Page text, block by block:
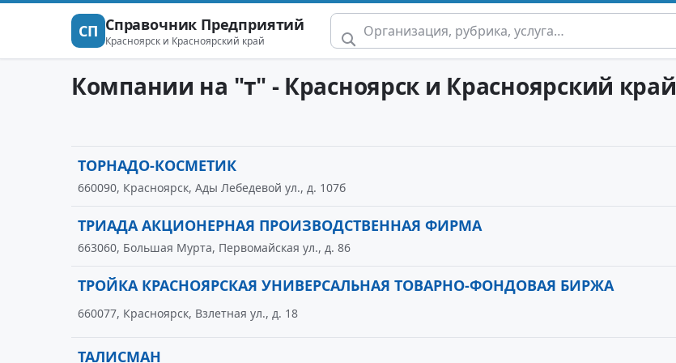
СП Справочник Предприятий
Красноярск и Красноярский край
Компании на "т" - Красноярск и Красноярский край
ТОРНАДО-КОСМЕТИК
660090, Красноярск, Ады Лебедевой ул., д. 107б
ТРИАДА АКЦИОНЕРНАЯ ПРОИЗВОДСТВЕННАЯ ФИРМА
663060, Большая Мурта, Первомайская ул., д. 86
ТРОЙКА КРАСНОЯРСКАЯ УНИВЕРСАЛЬНАЯ ТОВАРНО-ФОНДОВАЯ БИРЖА
660077, Красноярск, Взлетная ул., д. 18
ТАЛИСМАН